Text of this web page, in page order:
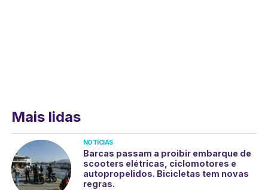
Mais lidas
NOTÍCIAS
Barcas passam a proibir embarque de
scooters elétricas, ciclomotores e
autopropelidos. Bicicletas tem novas
regras.